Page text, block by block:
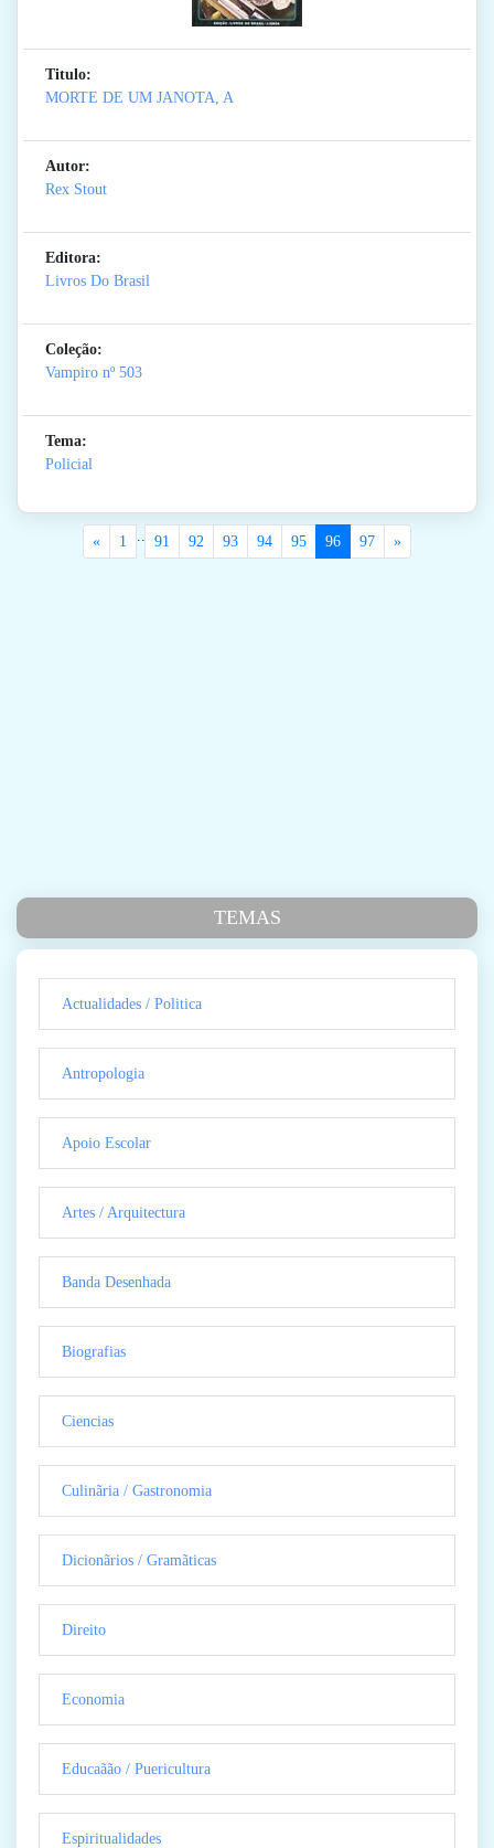
Titulo:
MORTE DE UM JANOTA, A
Autor:
Rex Stout
Editora:
Livros Do Brasil
Coleção:
Vampiro nº 503
Tema:
Policial
« 1 .. 91 92 93 94 95 96 97 »
TEMAS
Actualidades / Politica
Antropologia
Apoio Escolar
Artes / Arquitectura
Banda Desenhada
Biografias
Ciencias
Culinãria / Gastronomia
Dicionãrios / Gramãticas
Direito
Economia
Educaãão / Puericultura
Espiritualidades